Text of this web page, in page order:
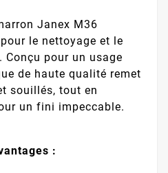
Janex M36
le nettoyage et le
Conçu pour un usage
de haute qualité remet
souillés, tout en
un fini impeccable.
: